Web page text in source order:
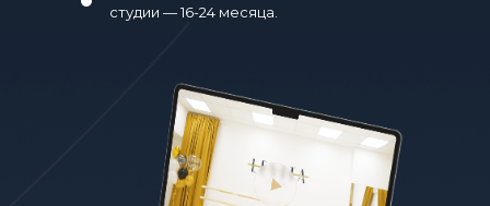
студии — 16-24 месяца.